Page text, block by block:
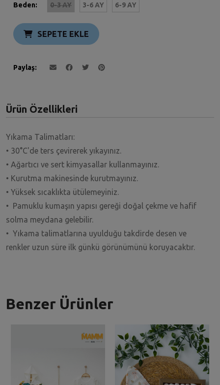
Beden: 0-3 AY 3-6 AY 6-9 AY
SEPETE EKLE
Paylaş
Ürün Özellikleri
Yıkama Talimatları:
• 30°C'de ters çevirerek yıkayınız.
• Ağartıcı ve sert kimyasallar kullanmayınız.
• Kurutma makinesinde kurutmayınız.
• Yüksek sıcaklıkta ütülemeyiniz.
• Pamuklu kumaşın yapısı gereği doğal çekme ve hafif
solma meydana gelebilir.
• Yıkama talimatlarına uyulduğu takdirde desen ve
renkler uzun süre ilk günkü görünümünü koruyacaktır.
Benzer Ürünler